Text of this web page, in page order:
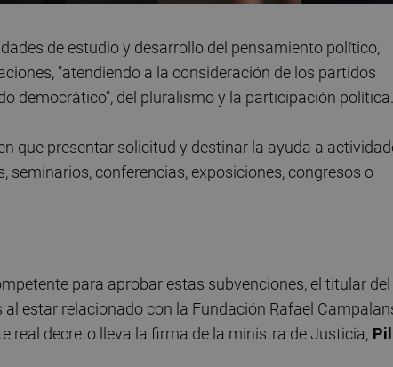
de estudio y desarrollo del pensamiento político,
"atendiendo a la consideración de los partidos
democrático", del pluralismo y la participación política.
que presentar solicitud y destinar la ayuda a
conferencias, exposiciones, congresos o
para aprobar estas subvenciones, el titular del
al estar relacionado con la Fundación Rafael
real decreto lleva la firma de la ministra de Justicia,